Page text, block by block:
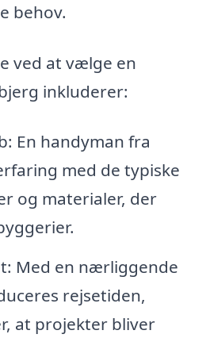
behov.
ved at vælge en
inkluderer:
En handyman fra
med de typiske
og materialer, der
Med en nærliggende
rejsetiden,
at projekter bliver